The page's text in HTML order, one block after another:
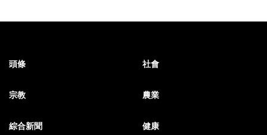
頭條 社會
宗教 農業
綜合新聞 健康